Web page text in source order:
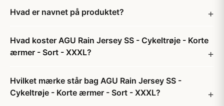
Hvad er navnet på produktet?
Hvad koster AGU Rain Jersey SS - Cykeltrøje - Korte
ærmer - Sort - XXXL?
Hvilket mærke står bag AGU Rain Jersey SS -
Cykeltrøje - Korte ærmer - Sort - XXXL?